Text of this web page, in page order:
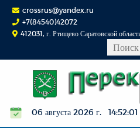
crossrus@yandex.ru
+7(84540)42072
412031, г. Ртищево Саратовской
06 августа 2026 г. 14:52:02